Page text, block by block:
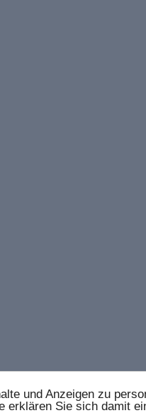
und Anzeigen zu
erklären Sie sich damit